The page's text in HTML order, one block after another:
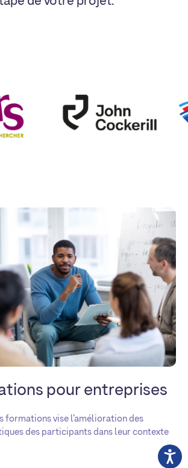
pour entreprises
formations vise l’amélioration des
des participants dans leur contexte